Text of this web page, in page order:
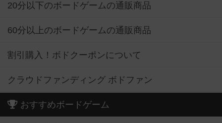
20分以下のボードゲームの通販商品
60分以上のボードゲームの通販商品
割引購入！ボドクーポンについて
クラウドファンディング ボドファン
おすすめボードゲーム